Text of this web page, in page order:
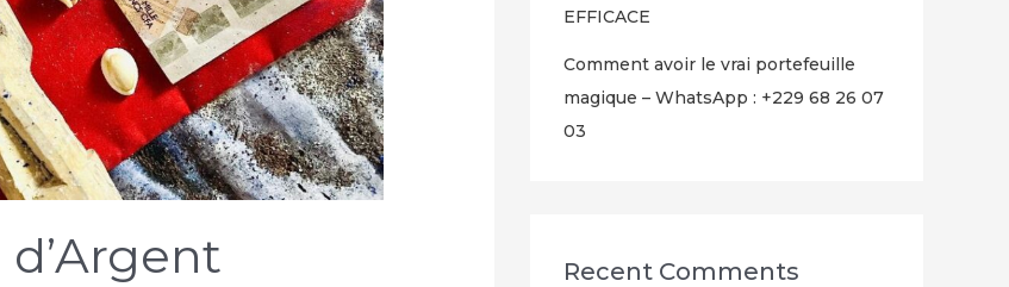
EFFICACE
Comment avoir le vrai portefeuille
magique – WhatsApp : +229 68 26 07
03
Recent Comments